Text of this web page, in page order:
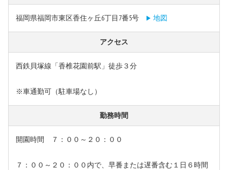
福岡県福岡市東区香住ヶ丘6丁目7番5号 地図
アクセス
西鉄貝塚線「香椎花園前駅」徒歩３分
※車通勤可（駐車場なし）
勤務時間
開園時間 ７：００～２０：００
７：００～２０：００内で、早番または遅番含む１日６時間